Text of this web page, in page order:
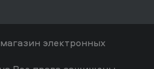
электронных